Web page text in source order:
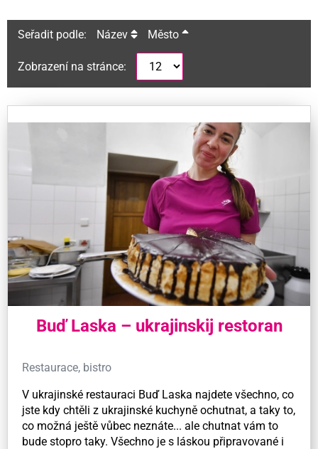
Seřadit podle: Název Město
Zobrazení na stránce:
Buď Laska – ukrajinskij restoran
Restaurace, bistro
V ukrajinské restauraci Buď Laska najdete všechno, co
jste kdy chtěli z ukrajinské kuchyně ochutnat, a taky to,
co možná ještě vůbec neznáte... ale chutnat vám to
bude stopro taky. Všechno je s láskou připravované i